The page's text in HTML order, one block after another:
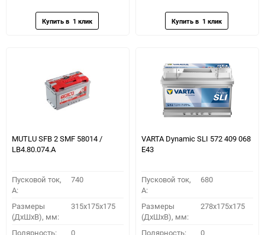
MUTLU SFB 2 SMF 58014 /
LB4.80.074.A
Пусковой ток,
A:
740
Размеры
(ДхШхВ), мм:
315x175x175
Полярность: 0
VARTA Dynamic SLI 572 409 068
E43
Пусковой ток,
A:
680
Размеры
(ДхШхВ), мм:
278x175x175
Полярность: 0